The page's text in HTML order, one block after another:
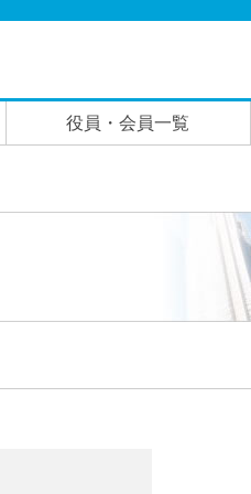
役員・会員一覧